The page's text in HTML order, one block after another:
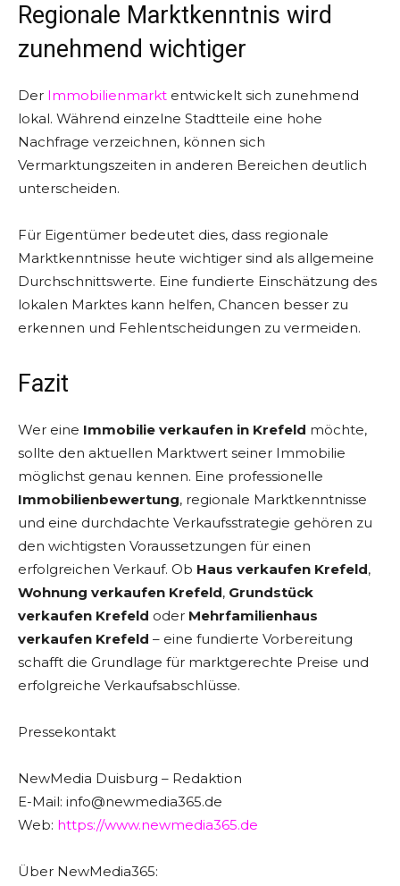
Regionale Marktkenntnis wird
zunehmend wichtiger
Der Immobilienmarkt entwickelt sich zunehmend
lokal. Während einzelne Stadtteile eine hohe
Nachfrage verzeichnen, können sich
Vermarktungszeiten in anderen Bereichen deutlich
unterscheiden.
Für Eigentümer bedeutet dies, dass regionale
Marktkenntnisse heute wichtiger sind als allgemeine
Durchschnittswerte. Eine fundierte Einschätzung des
lokalen Marktes kann helfen, Chancen besser zu
erkennen und Fehlentscheidungen zu vermeiden.
Fazit
Wer eine Immobilie verkaufen in Krefeld möchte,
sollte den aktuellen Marktwert seiner Immobilie
möglichst genau kennen. Eine professionelle
Immobilienbewertung, regionale Marktkenntnisse
und eine durchdachte Verkaufsstrategie gehören zu
den wichtigsten Voraussetzungen für einen
erfolgreichen Verkauf. Ob Haus verkaufen Krefeld,
Wohnung verkaufen Krefeld, Grundstück
verkaufen Krefeld oder Mehrfamilienhaus
verkaufen Krefeld – eine fundierte Vorbereitung
schafft die Grundlage für marktgerechte Preise und
erfolgreiche Verkaufsabschlüsse.
Pressekontakt
NewMedia Duisburg – Redaktion
E-Mail: info@newmedia365.de
Web: https://www.newmedia365.de
Über NewMedia365: